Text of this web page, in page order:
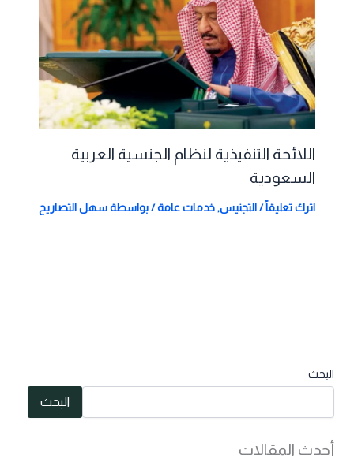
اللائحة التنفيذية لنظام الجنسية العربية
السعودية
اترك تعليقاً /التجنيس,خدمات عامة/ بواسطة سهل التصاريح
البحث
البحث
أحدث المقالات